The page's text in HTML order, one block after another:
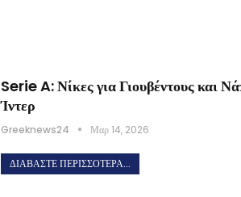
Serie A: Νίκες για Γιουβέντους και
Ίντερ
Greeknews24 Μαρ 14, 2026
ΔΙΑΒΆΣΤΕ ΠΕΡΙΣΣΌΤΕΡΑ...